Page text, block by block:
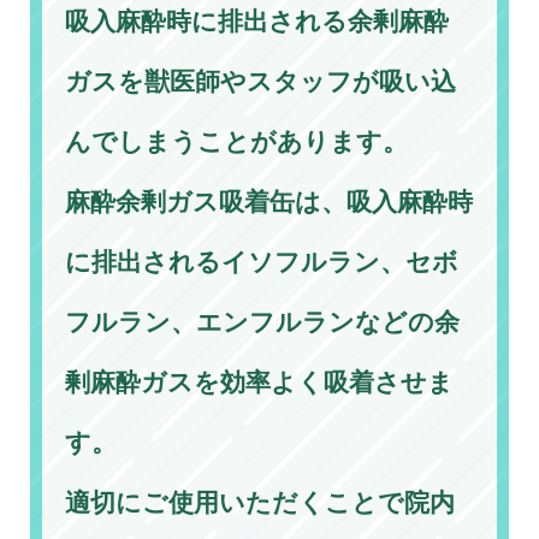
吸入麻酔時に排出される余剰麻酔
ガスを獣医師やスタッフが吸い込
んでしまうことがあります。
麻酔余剰ガス吸着缶は、吸入麻酔時
に排出されるイソフルラン、セボ
フルラン、エンフルランなどの余
剰麻酔ガスを効率よく吸着させま
す。
適切にご使用いただくことで院内